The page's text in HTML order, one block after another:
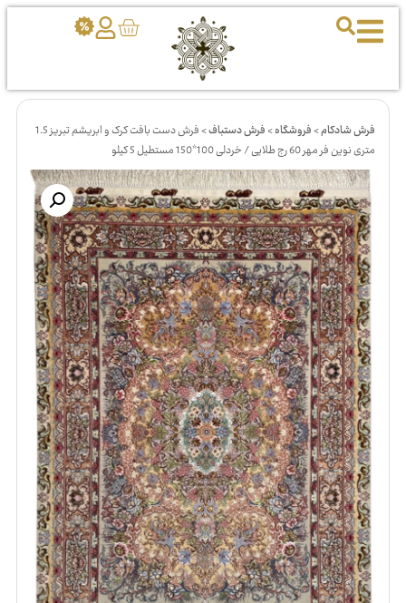
فرش شادکام>فروشگاه>فرش دستباف>
فرش دست بافت کرک و ابریشم تبریز 1.5
متری نوین فر مهر 60 رج طلایی / خردلی 100*150 مستطیل 5 کیلو